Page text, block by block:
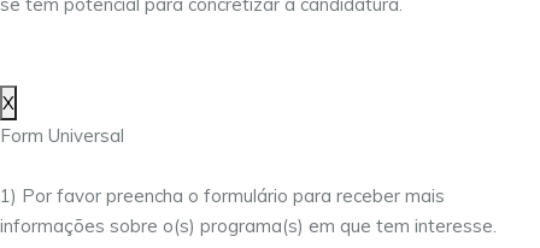
X
Form Universal
1) Por favor preencha o formulário para receber mais
informações sobre o(s) programa(s) em que tem interesse.